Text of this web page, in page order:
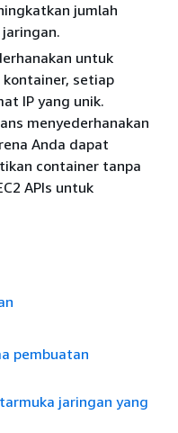
jumlah
untuk
setiap
IP yang unik.
menyederhanakan
Anda dapat
container tanpa
APIs untuk
pembuatan
jaringan yang